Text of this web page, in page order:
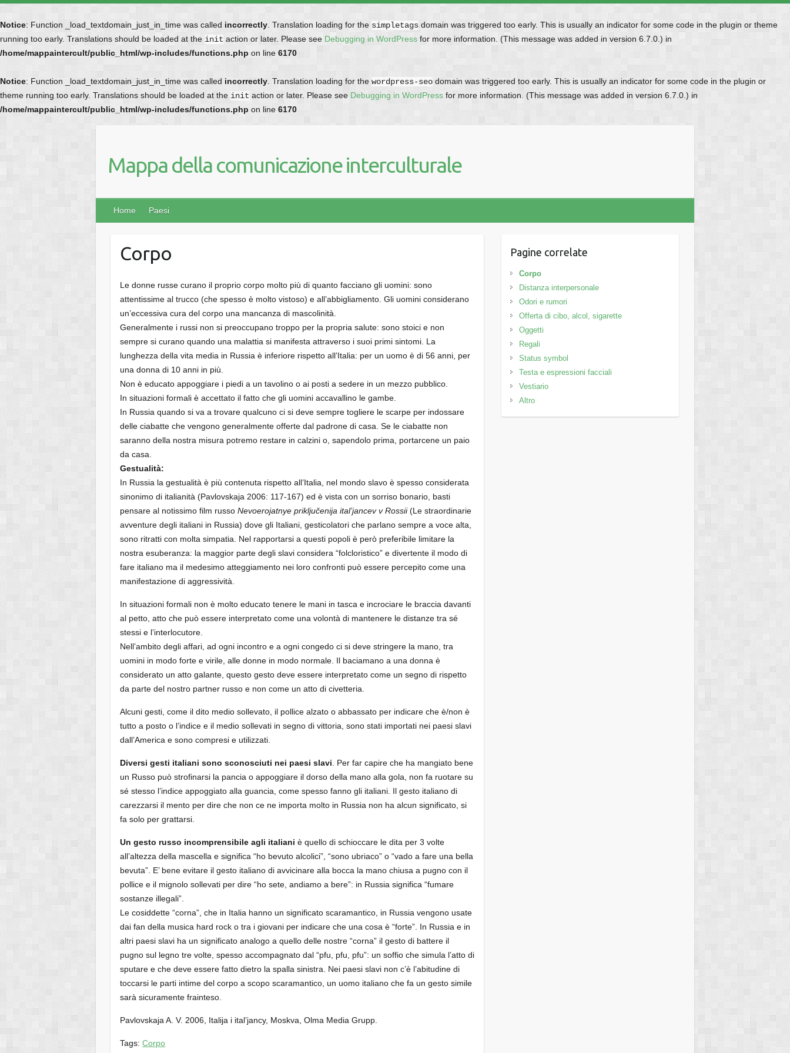
Notice: Function _load_textdomain_just_in_time was called incorrectly . Translation loading for the simpletags domain was triggered too early. This is usually an indicator for some code in the plugin or theme
running too early. Translations should be loaded at the init action or later. Please see Debugging in WordPress for more information. (This message was added in version 6.7.0.) in
/home/mappaintercult/public_html/wp-includes/functions.php on line 6170
Notice: Function _load_textdomain_just_in_time was called incorrectly . Translation loading for the wordpress-seo domain was triggered too early. This is usually an indicator for some code in the plugin or
theme running too early. Translations should be loaded at the init action or later. Please seeDebugging in WordPress for more information. (This message was added in version 6.7.0.) in
/home/mappaintercult/public_html/wp-includes/functions.php on line 6170
Mappa della comunicazione interculturale
Home Paesi
Corpo
Le donne russe curano il proprio corpo molto più di quanto facciano gli uomini: sono
attentissime al trucco (che spesso è molto vistoso) e all’abbigliamento. Gli uomini considerano
un’eccessiva cura del corpo una mancanza di mascolinità.
Generalmente i russi non si preoccupano troppo per la propria salute: sono stoici e non
sempre si curano quando una malattia si manifesta attraverso i suoi primi sintomi. La
lunghezza della vita media in Russia è inferiore rispetto all’Italia: per un uomo è di 56 anni, per
una donna di 10 anni in più.
Non è educato appoggiare i piedi a un tavolino o ai posti a sedere in un mezzo pubblico.
In situazioni formali è accettato il fatto che gli uomini accavallino le gambe.
In Russia quando si va a trovare qualcuno ci si deve sempre togliere le scarpe per indossare
delle ciabatte che vengono generalmente offerte dal padrone di casa. Se le ciabatte non
saranno della nostra misura potremo restare in calzini o, sapendolo prima, portarcene un paio
da casa.
Gestualità:
In Russia la gestualità è più contenuta rispetto all’Italia, nel mondo slavo è spesso considerata
sinonimo di italianità (Pavlovskaja 2006: 117-167) ed è vista con un sorriso bonario, basti
pensare al notissimo film russoNevoerojatnye priključenija ital’jancev v Rossii(Le straordinarie
avventure degli italiani in Russia) dove gli Italiani, gesticolatori che parlano sempre a voce alta,
sono ritratti con molta simpatia. Nel rapportarsi a questi popoli è però preferibile limitare la
nostra esuberanza: la maggior parte degli slavi considera “folcloristico” e divertente il modo di
fare italiano ma il medesimo atteggiamento nei loro confronti può essere percepito come una
manifestazione di aggressività.
In situazioni formali non è molto educato tenere le mani in tasca e incrociare le braccia davanti
al petto, atto che può essere interpretato come una volontà di mantenere le distanze tra sé
stessi e l’interlocutore.
Nell’ambito degli affari, ad ogni incontro e a ogni congedo ci si deve stringere la mano, tra
uomini in modo forte e virile, alle donne in modo normale. Il baciamano a una donna è
considerato un atto galante, questo gesto deve essere interpretato come un segno di rispetto
da parte del nostro partner russo e non come un atto di civetteria.
Alcuni gesti, come il dito medio sollevato, il pollice alzato o abbassato per indicare che è/non è
tutto a posto o l’indice e il medio sollevati in segno di vittoria, sono stati importati nei paesi slavi
dall’America e sono compresi e utilizzati.
Diversi gesti italiani sono sconosciuti nei paesi slavi . Per far capire che ha mangiato bene
un Russo può strofinarsi la pancia o appoggiare il dorso della mano alla gola, non fa ruotare su
sé stesso l’indice appoggiato alla guancia, come spesso fanno gli italiani. Il gesto italiano di
carezzarsi il mento per dire che non ce ne importa molto in Russia non ha alcun significato, si
fa solo per grattarsi.
Un gesto russo incomprensibile agli italiani è quello di schioccare le dita per 3 volte
all’altezza della mascella e significa “ho bevuto alcolici”, “sono ubriaco” o “vado a fare una bella
bevuta”. E’ bene evitare il gesto italiano di avvicinare alla bocca la mano chiusa a pugno con il
pollice e il mignolo sollevati per dire “ho sete, andiamo a bere”: in Russia significa “fumare
sostanze illegali”.
Le cosiddette “corna”, che in Italia hanno un significato scaramantico, in Russia vengono usate
dai fan della musica hard rock o tra i giovani per indicare che una cosa è “forte”. In Russia e in
altri paesi slavi ha un significato analogo a quello delle nostre “corna” il gesto di battere il
pugno sul legno tre volte, spesso accompagnato dal “pfu, pfu, pfu”: un soffio che simula l’atto di
sputare e che deve essere fatto dietro la spalla sinistra. Nei paesi slavi non c’è l’abitudine di
toccarsi le parti intime del corpo a scopo scaramantico, un uomo italiano che fa un gesto simile
sarà sicuramente frainteso.
Pavlovskaja A. V. 2006, Italija i ital’jancy, Moskva, Olma Media Grupp.
Tags:Corpo
Pagine correlate
Corpo
Distanza interpersonale
Odori e rumori
Offerta di cibo, alcol, sigarette
Oggetti
Regali
Status symbol
Testa e espressioni facciali
Vestiario
Altro